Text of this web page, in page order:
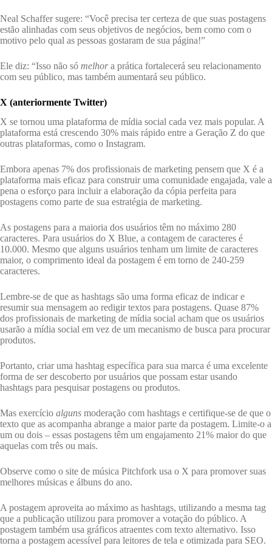
Neal Schaffer sugere: “Você precisa ter certeza de que suas postagens
estão alinhadas com seus objetivos de negócios, bem como com o
motivo pelo qual as pessoas gostaram de sua página!”
Ele diz: “Isso não só melhora prática fortalecerá seu relacionamento
com seu público, mas também aumentará seu público.
X (anteriormente Twitter)
X se tornou uma plataforma de mídia social cada vez mais popular. A
plataforma está crescendo 30% mais rápido entre a Geração Z do que
outras plataformas, como o Instagram.
Embora apenas 7% dos profissionais de marketing pensem que X é a
plataforma mais eficaz para construir uma comunidade engajada, vale a
pena o esforço para incluir a elaboração da cópia perfeita para
postagens como parte de sua estratégia de marketing.
As postagens para a maioria dos usuários têm no máximo 280
caracteres. Para usuários do X Blue, a contagem de caracteres é
10.000. Mesmo que alguns usuários tenham um limite de caracteres
maior, o comprimento ideal da postagem é em torno de 240-259
caracteres.
Lembre-se de que as hashtags são uma forma eficaz de indicar e
resumir sua mensagem ao redigir textos para postagens. Quase 87%
dos profissionais de marketing de mídia social acham que os usuários
usarão a mídia social em vez de um mecanismo de busca para procurar
produtos.
Portanto, criar uma hashtag específica para sua marca é uma excelente
forma de ser descoberto por usuários que possam estar usando
hashtags para pesquisar postagens ou produtos.
Mas exercício alguns moderação com hashtags e certifique-se de que o
texto que as acompanha abrange a maior parte da postagem. Limite-o a
um ou dois – essas postagens têm um engajamento 21% maior do que
aquelas com três ou mais.
Observe como o site de música Pitchfork usa o X para promover suas
melhores músicas e álbuns do ano.
A postagem aproveita ao máximo as hashtags, utilizando a mesma tag
que a publicação utilizou para promover a votação do público. A
postagem também usa gráficos atraentes com texto alternativo. Isso
torna a postagem acessível para leitores de tela e otimizada para SEO.